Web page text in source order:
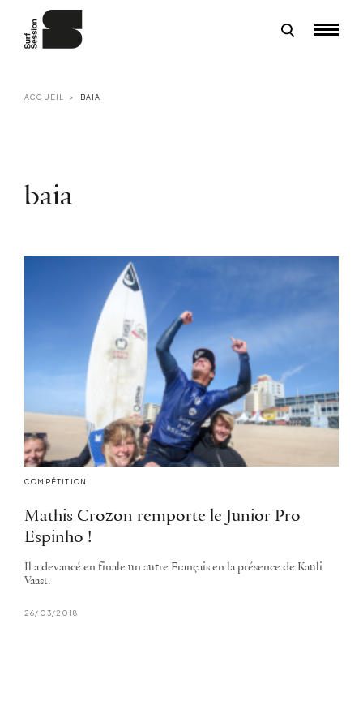
ACCUEIL BAIA
baia
COMPÉTITION
Mathis Crozon remporte le Junior Pro
Espinho !
Il a devancé en finale un autre Français en la présence de Kauli
Vaast.
26/03/2018